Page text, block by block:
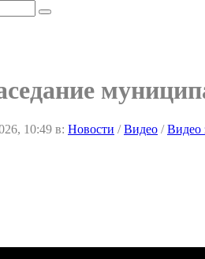
10:49 в: Новости /Видео /Видео